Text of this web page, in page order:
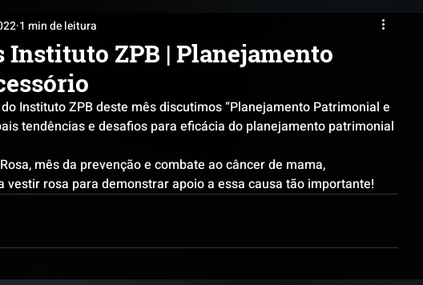
TRANSPORTE LOGISTICA
Instituto ZPB | Planejamento
1 min de leitura
Instituto ZPB deste mês discutimos “Planejamento Patrimonial e
tendências e desafios para eficácia do planejamento patrimonial
mês da prevenção e combate ao câncer de mama,
vestir rosa para demonstrar apoio a essa causa tão importante!